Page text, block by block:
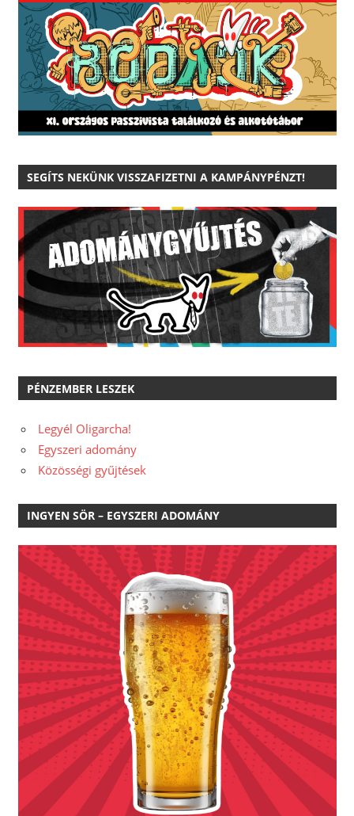
SEGÍTS NEKÜNK VISSZAFIZETNI A KAMPÁNYPÉNZT!
PÉNZEMBER LESZEK
Legyél Oligarcha!
Egyszeri adomány
Közösségi gyűjtések
INGYEN SÖR – EGYSZERI ADOMÁNY